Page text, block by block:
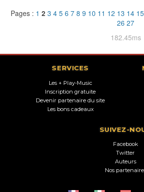
Pages : 1 2 3 4 5 6 7 8 9 10 11 12 13 14 15
26 27
182.45ms
SERVICES
Les + Play-Music
Inscription gratuite
Devenir partenaire du site
Les bons cadeaux
SUIVEZ-
Facebook
Twitter
Auteurs
Nos